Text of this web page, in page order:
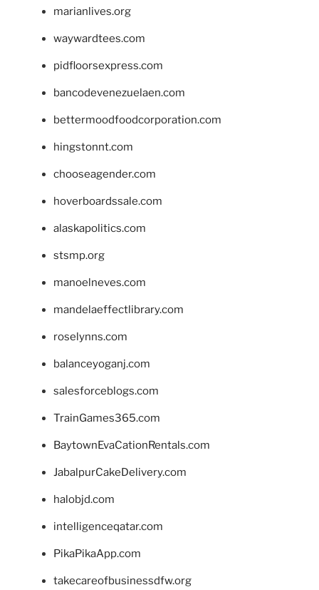
marianlives.org
waywardtees.com
pidfloorsexpress.com
bancodevenezuelaen.com
bettermoodfoodcorporation.com
hingstonnt.com
chooseagender.com
hoverboardssale.com
alaskapolitics.com
stsmp.org
manoelneves.com
mandelaeffectlibrary.com
roselynns.com
balanceyoganj.com
salesforceblogs.com
TrainGames365.com
BaytownEvaCationRentals.com
JabalpurCakeDelivery.com
halobjd.com
intelligenceqatar.com
PikaPikaApp.com
takecareofbusinessdfw.org